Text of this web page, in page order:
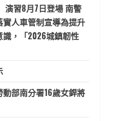
演習8月7日登場 南警
人車管制宣導為提升
，「2026城鎮韌性
部南分署16歲女銲將